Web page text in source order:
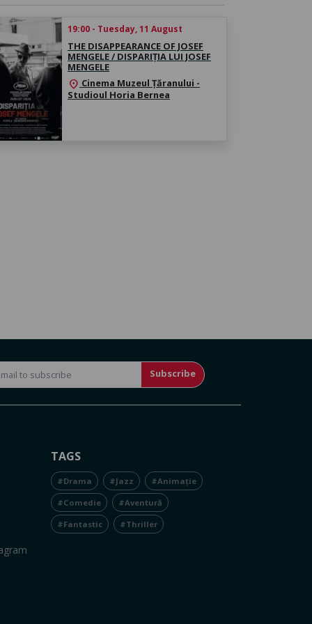
19:00 - Tuesday, 11 August
THE DISAPPEARANCE OF JOSEF
MENGELE / DISPARIȚIA LUI JOSEF
MENGELE
location_on Cinema Muzeul Țăranului -
Studioul Horia Bernea
Subscribe
TAGS
#Drama #Jazz #Animație
#Comedie #Aventură
#Fantastic #Thriller